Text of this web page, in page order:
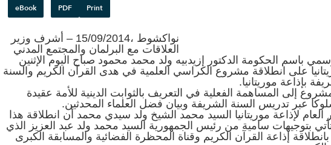
Print
PDF
eBook
نواكشوط ،15/09/2014 – أشرف وزير
العلاقات مع البرلمان والمجتمع المدني
باسم الحكومة الدكتور إزيدبيه ولد محمد محمود صباح اليوم الإثنين
على انطلاقة مشروع الكراسي العلمية في هدى القرآن الكريم والسنة
بإذاعة موريتانيا.
إلى المساهمة الفعلية في التعريف بالثوابت الدينية للأمة عقيدة
عبر تدريس السنة الشريفة وبيان فضل العلماء المحدثين.
العام لإذاعة موريتانيا السيد محمد الشيخ ولد سيدي محمد أن انطلاقة هذا
بتوجيهات سامية من رئيس الجمهورية السيد محمد ولد عبد العزيز الذي
إذاعة القرآن الكريم وقناة المحظرة الفضائية والمسابقة الكبرى